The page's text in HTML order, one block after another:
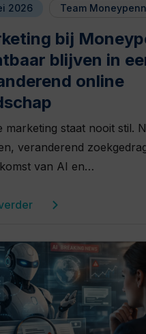
2026 Team
bij
blijven in
online
marketing staat nooit stil.
veranderend
van AI en…